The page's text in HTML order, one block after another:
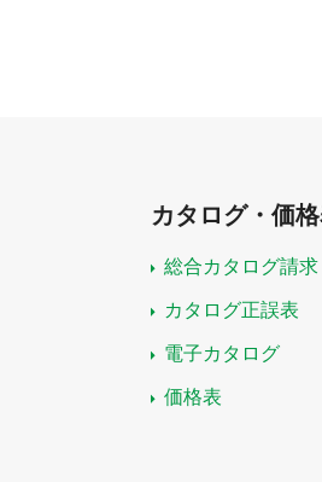
カタログ・価
総合カタログ請求
カタログ正誤表
電子カタログ
価格表